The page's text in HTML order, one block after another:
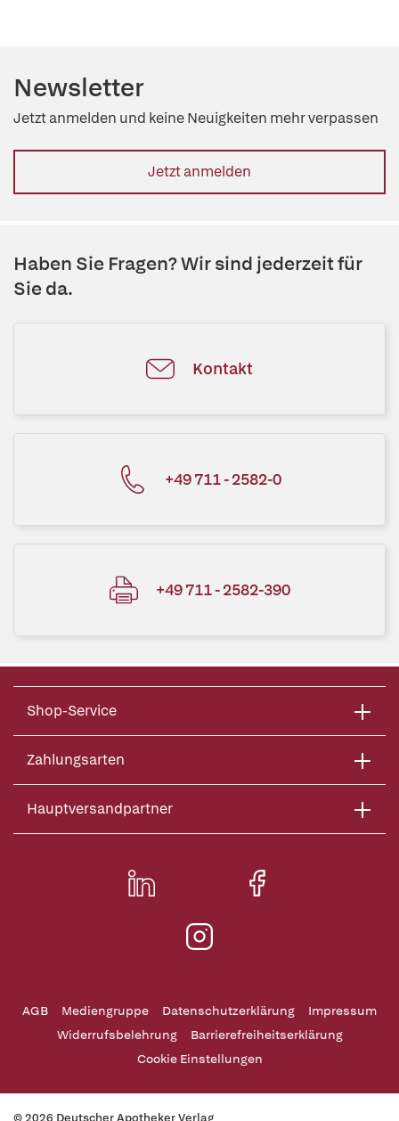
Newsletter
Jetzt anmelden und keine Neuigkeiten mehr verpassen
Jetzt anmelden
Haben Sie Fragen? Wir sind jederzeit für
Sie da.
Kontakt
+49 711 - 2582-0
+49 711 - 2582-390
Shop-Service
Zahlungsarten
Hauptversandpartner
AGB Mediengruppe Datenschutzerklärung
Impressum
Widerrufsbelehrung
Barrierefreiheitserklärung
Cookie Einstellungen
© 2026 Deutscher Apotheker Verlag